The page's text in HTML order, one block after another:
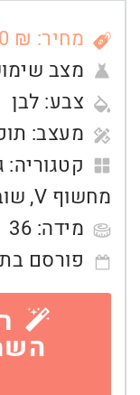
מחיר: ₪ 1000
מצב
צבע: לבן
מעצב:
קטגוריה:
מחשוף V
,
מידה: 36
פורסם